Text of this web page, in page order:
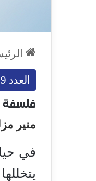
العدد 39
فلسفة
منير
في